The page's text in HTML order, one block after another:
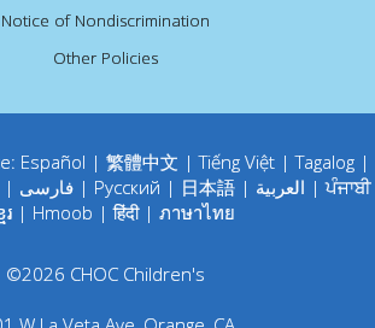
Notice of Nondiscrimination
Other Policies
Español | 繁體中文 |Tiếng Việt |Tagalog |
| فارسی| Русский | 日本語| العربية |ਪੰਜਾਬੀ
រ | Hmoob |हिंदी| ภาษาไทย
©2026 CHOC Children's